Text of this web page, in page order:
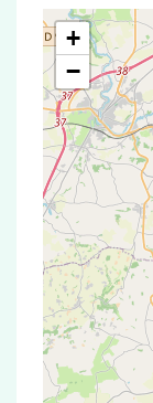
+
−